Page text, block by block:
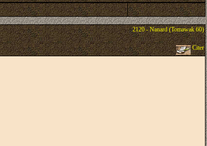
2120 - Nanard (Tomawak 60)
Citer